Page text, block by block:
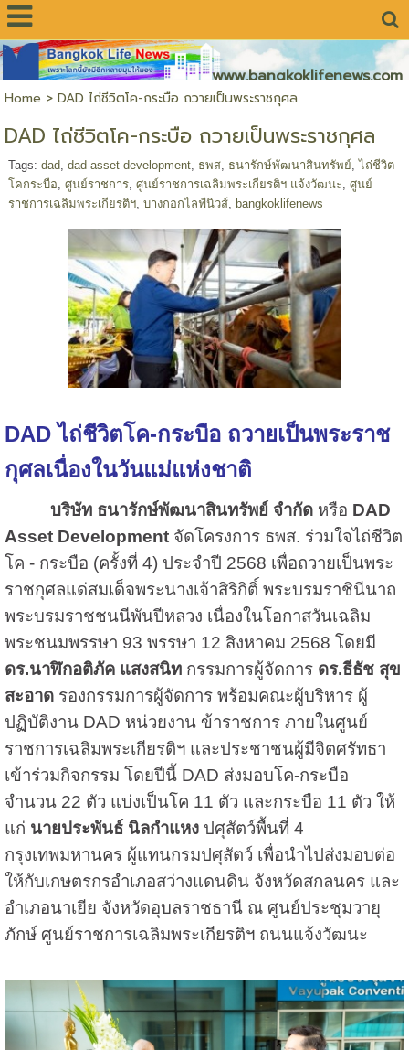
www.bangkoklifenews.com
Home > DAD ไถ่ชีวิตโค-กระบือ ถวายเป็นพระราชกุศล
DAD ไถ่ชีวิตโค-กระบือ ถวายเป็นพระราชกุศล
Tags: dad dad asset development, ธพส, ธนารักษ์พัฒนาสินทรัพย์ ,ไถ่ชีวิต
โคกระบือ ศูนย์ราชการ, ศูนย์ราชการเฉลิมพระเกียรติฯ แจ้งวัฒนะ ศูนย์
ราชการเฉลิมพระเกียรติฯ, บางกอกไลฟ์นิวส์, bangkoklifenews
DAD ไถ่ชีวิตโค-กระบือ ถวายเป็นพระราช
กุศลเนื่องในวันแม่แห่งชาติ
บริษัท ธนารักษ์พัฒนาสินทรัพย์ จำกัดหรือ DAD
Asset Development จัดโครงการ ธพส. ร่วมใจไถ่ชีวิต
โค - กระบือ (ครั้งที่ 4) ประจำปี 2568 เพื่อถวายเป็นพระ
ราชกุศลแด่สมเด็จพระนางเจ้าสิริกิติ์ พระบรมราชินีนาถ
พระบรมราชชนนีพันปีหลวง เนื่องในโอกาสวันเฉลิม
พระชนมพรรษา 93 พรรษา 12 สิงหาคม 2568 โดยมี
ดร.นาฬิกอติภัค แสงสนิทกรรมการผู้จัดการ ดร.ธีธัช สุข
สะอาด รองกรรมการผู้จัดการ พร้อมคณะผู้บริหาร ผู้
ปฏิบัติงาน DAD หน่วยงาน ข้าราชการ ภายในศูนย์
ราชการเฉลิมพระเกียรติฯ และประชาชนผู้มีจิตศรัทธา
เข้าร่วมกิจกรรม โดยปีนี้ DAD ส่งมอบโค-กระบือ
จำนวน 22 ตัว แบ่งเป็นโค 11 ตัว และกระบือ 11 ตัว ให้
แก่ นายประพันธ์ นิลกำแหงปศุสัตว์พื้นที่ 4
กรุงเทพมหานคร ผู้แทนกรมปศุสัตว์ เพื่อนำไปส่งมอบต่อ
ให้กับเกษตรกรอำเภอสว่างแดนดิน จังหวัดสกลนคร และ
อำเภอนาเยีย จังหวัดอุบลราชธานี ณ ศูนย์ประชุมวายุ
ภักษ์ ศูนย์ราชการเฉลิมพระเกียรติฯ ถนนแจ้งวัฒนะ